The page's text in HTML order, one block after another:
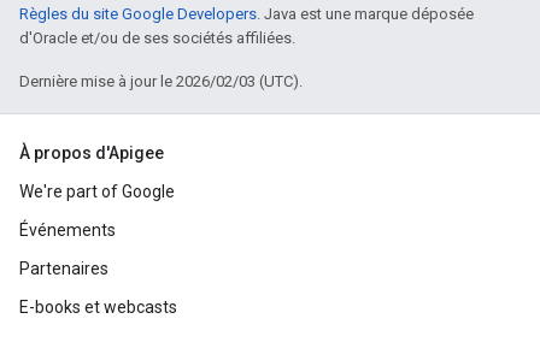
Règles du site Google Developers. Java est une marque déposée
d'Oracle et/ou de ses sociétés affiliées.
Dernière mise à jour le 2026/02/03 (UTC).
À propos d'Apigee
We're part of Google
Événements
Partenaires
E-books et webcasts